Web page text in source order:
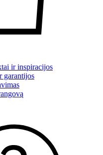
ir inspiracijos
garantijos